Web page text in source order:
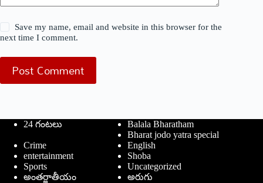
Save my name, email and website in this browser for the
next time I comment.
Post Comment
24 గంటలు
Balala Bharatham
Bharat jodo yatra special
Crime
English
entertainment
Shoba
Sports
Uncategorized
అంతర్జాతీయం
అరుగు